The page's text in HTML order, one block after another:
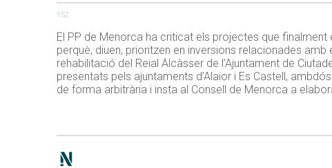
152
El PP de Menorca ha criticat els projectes que
perquè, diuen, prioritzen en inversions relacionades
rehabilitació del Reial Alcàsser de l’Ajuntament de
presentats pels ajuntaments d’Alaior i Es Castell,
de forma arbitrària i insta al Consell de Menorca a